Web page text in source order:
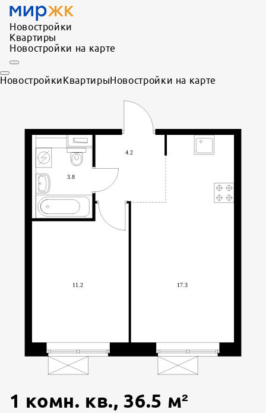
Новостройки
Квартиры
Новостройки на карте
НовостройкиКвартирыНовостройки на карте
1 комн. кв., 36.5 м²